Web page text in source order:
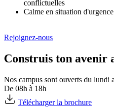
conflictuelles
Calme en situation d'urgence
Rejoignez-nous
Construis ton avenir
Nos campus sont ouverts du lundi
De 08h à 18h
Télécharger la brochure